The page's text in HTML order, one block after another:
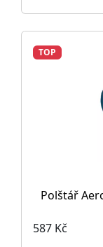
TOP
Polštář
587 Kč